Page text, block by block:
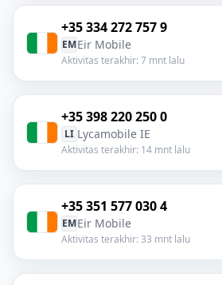
+35 334 272 757 9
EMEir Mobile
Aktivitas terakhir: 7 mnt lalu
+35 398 220 250 0
LI Lycamobile IE
Aktivitas terakhir: 14 mnt lalu
+35 351 577 030 4
EMEir Mobile
Aktivitas terakhir: 33 mnt lalu